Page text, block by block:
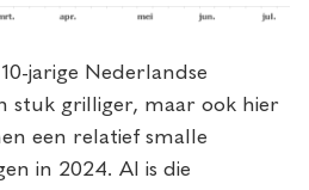
jarige Nederlandse
stuk grilliger, maar ook hier
een relatief smalle
in 2024. Al is die